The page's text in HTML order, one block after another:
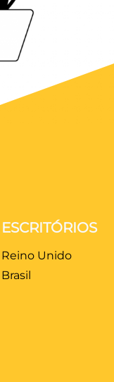
ESCRITÓRIOS
Reino Unido
Brasil